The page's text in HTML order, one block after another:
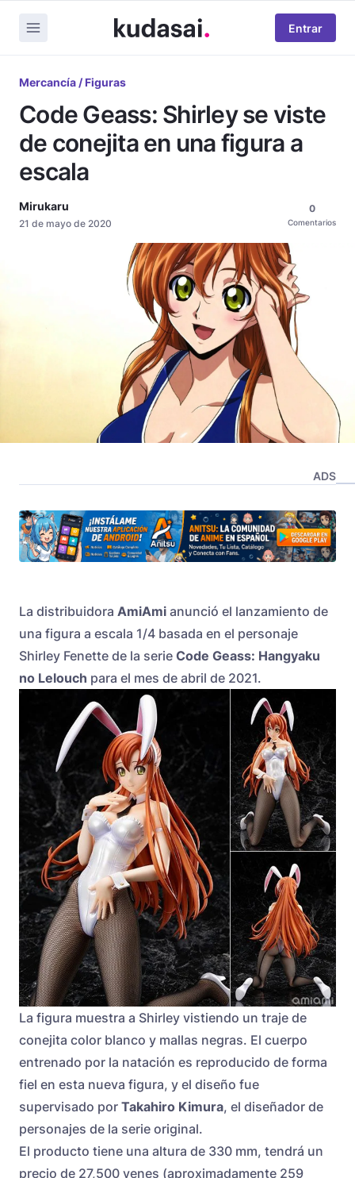
Entrar
Mercancía / Figuras
Code Geass: Shirley se viste
de conejita en una figura a
escala
Mirukaru
21 de mayo de 2020
0
Comentarios
ADS
La distribuidora AmiAmi anunció el lanzamiento de
una figura a escala 1/4 basada en el personaje
Shirley Fenette de la serie Code Geass: Hangyaku
no Lelouch para el mes de abril de 2021.
La figura muestra a Shirley vistiendo un traje de
conejita color blanco y mallas negras. El cuerpo
entrenado por la natación es reproducido de forma
fiel en esta nueva figura, y el diseño fue
supervisado por Takahiro Kimura, el diseñador de
personajes de la serie original.
El producto tiene una altura de 330 mm, tendrá un
precio de 27,500 yenes (aproximadamente 259